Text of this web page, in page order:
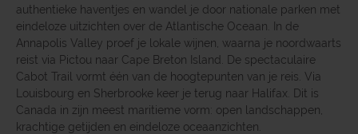
authentieke haventjes en wandel je door nationale parken met
eindeloze uitzichten over de Atlantische Oceaan. In de
Annapolis Valley proef je lokale wijnen, waarna je noordwaarts
reist via Pictou naar Cape Breton Island. De spectaculaire
Cabot Trail vormt één van de hoogtepunten van je reis. Via
Louisbourg en Sherbrooke keer je terug naar Halifax. Dit is
Canada in zijn meest maritieme vorm: open landschappen,
krachtige getijden en eindeloze oceaanzichten.